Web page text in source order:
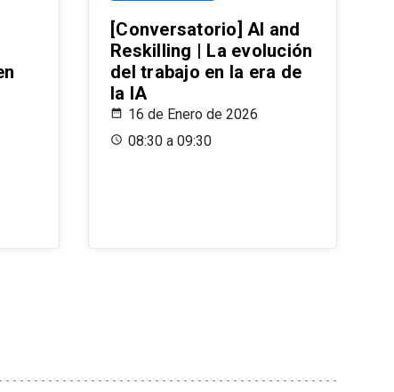
[Conversatorio] AI and
Reskilling | La evolución
del trabajo en la era de
la IA
16 de Enero de 2026
08:30 a 09:30